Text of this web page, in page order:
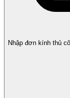
Nhập đơn kính thủ